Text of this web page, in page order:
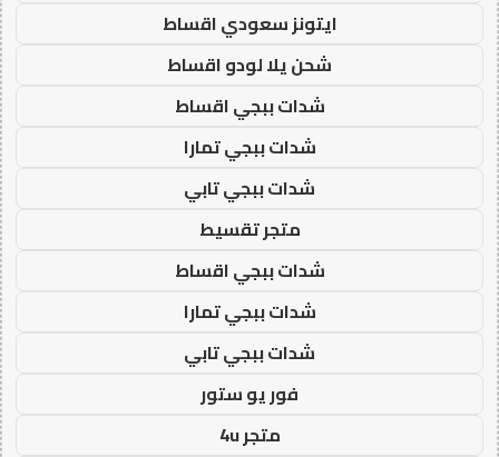
ايتونز سعودي اقساط
شحن يلا لودو اقساط
شدات ببجي اقساط
شدات ببجي تمارا
شدات ببجي تابي
متجر تقسيط
شدات ببجي اقساط
شدات ببجي تمارا
شدات ببجي تابي
فور يو ستور
متجر 4u